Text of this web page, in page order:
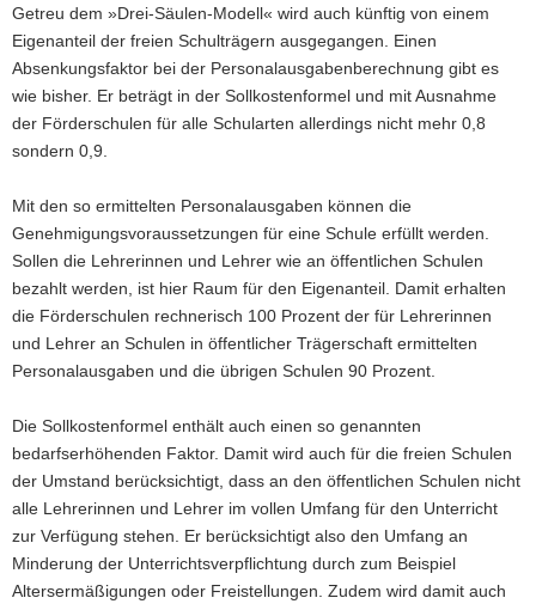
Getreu dem »Drei-Säulen-Modell« wird auch künftig von einem
Eigenanteil der freien Schulträgern ausgegangen. Einen
Absenkungsfaktor bei der Personalausgabenberechnung gibt es
wie bisher. Er beträgt in der Sollkostenformel und mit Ausnahme
der Förderschulen für alle Schularten allerdings nicht mehr 0,8
sondern 0,9.
Mit den so ermittelten Personalausgaben können die
Genehmigungsvoraussetzungen für eine Schule erfüllt werden.
Sollen die Lehrerinnen und Lehrer wie an öffentlichen Schulen
bezahlt werden, ist hier Raum für den Eigenanteil. Damit erhalten
die Förderschulen rechnerisch 100 Prozent der für Lehrerinnen
und Lehrer an Schulen in öffentlicher Trägerschaft ermittelten
Personalausgaben und die übrigen Schulen 90 Prozent.
Die Sollkostenformel enthält auch einen so genannten
bedarfserhöhenden Faktor. Damit wird auch für die freien Schulen
der Umstand berücksichtigt, dass an den öffentlichen Schulen nicht
alle Lehrerinnen und Lehrer im vollen Umfang für den Unterricht
zur Verfügung stehen. Er berücksichtigt also den Umfang an
Minderung der Unterrichtsverpflichtung durch zum Beispiel
Altersermäßigungen oder Freistellungen. Zudem wird damit auch